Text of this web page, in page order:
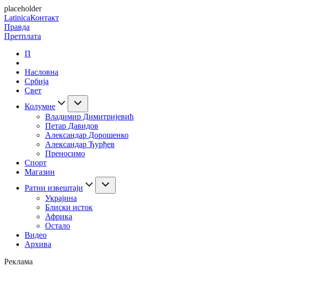
placeholder
LatinicaКонтакт
Правда
Претплата
П
Насловна
Србија
Свет
Колумне
Владимир Димитријевић
Петар Давидов
Александар Дорошенко
Александар Ђурђев
Преносимо
Спорт
Магазин
Ратни извештаји
Украјина
Блиски исток
Африка
Остало
Видео
Архива
Реклама